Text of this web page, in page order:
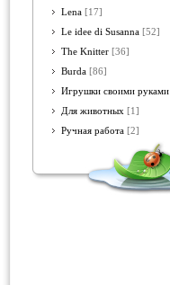
Lena [17]
Le idee di Susanna [52]
The Knitter [36]
Burda [86]
Игрушки своими руками
Для животных [1]
Ручная работа [2]